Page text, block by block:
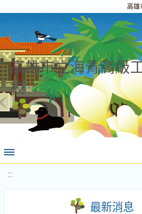
高雄
高雄市立海青高級
校
:::
最新消息